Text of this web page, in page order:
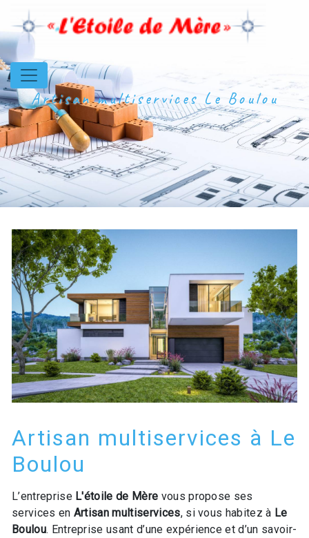
Panneau de gestion des cookies
Artisan multiservices Le Boulou
Artisan multiservices à Le
Boulou
L’entreprise L'étoile de Mère vous propose ses
services en Artisan multiservices, si vous habitez à Le
Boulou. Entreprise usant d’une expérience et d’un savoir-